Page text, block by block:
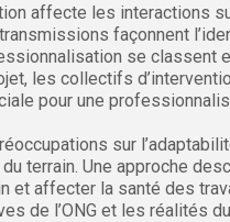
affecte les interactions
façonnent
se classent
les collectifs
pour une
sur
terrain. Une approche
et affecter la santé des
de l’ONG et les réalités